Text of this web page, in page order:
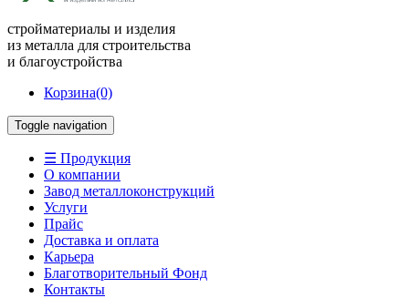
стройматериалы и изделия
из металла для строительства
и благоустройства
Корзина(0)
Toggle navigation
☰ Продукция
О компании
Завод металлоконструкций
Услуги
Прайс
Доставка и оплата
Карьера
Благотворительный Фонд
Контакты